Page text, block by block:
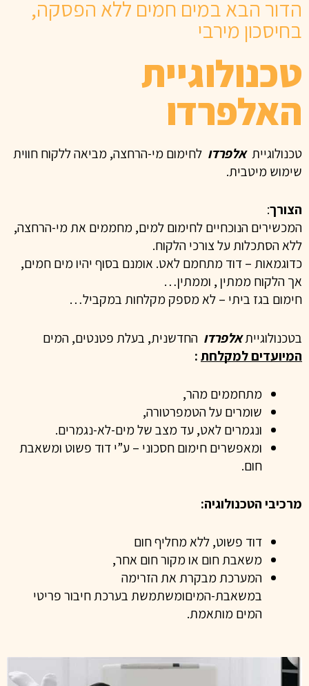
הדור הבא במים חמים ללא הפסקה,
בחיסכון מירבי
טכנולוגיית
האלפרדו
טכנולוגייתאלפרדו לחימום מי-הרחצה, מביאה ללקוח חווית
שימוש מיטבית.
הצורך:
המכשירים הנוכחיים לחימום למים, מחממים את מי-הרחצה,
ללא הסתכלות על צורכי הלקוח.
כדוגמאות – דוד מתחמם לאט. אומנם בסוף יהיו מים חמים,
אך הלקוח ממתין , וממתין…
חימום בגז ביתי – לא מספק מקלחות במקביל…
בטכנולוגייתאלפרדו החדשנית, בעלת פטנטים, המים
המיועדים למקלחת:
מתחממים מהר,
שומרים על הטמפרטורה,
ונגמרים לאט, עד מצב של מים-לא-נגמרים.
ומאפשרים חימום חסכוני – ע”י דוד פשוט ומשאבת
חום.
מרכיבי הטכנולוגיה:
דוד פשוט, ללא מחליף חום
משאבת חום או מקור חום אחר,
המערכת מבקרת את הזרימה
במשאבת-המיםומשתמשת בערכת חיבור פריטי
המים מותאמת.